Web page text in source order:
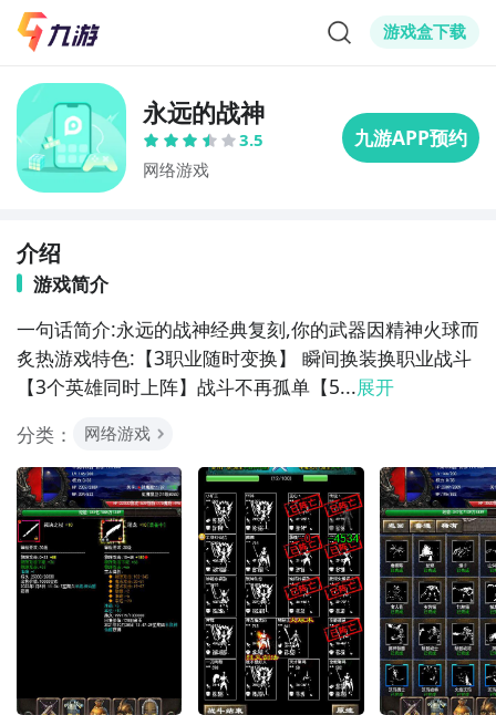
游戏盒下载
永远的战神
3.5
网络游戏
介绍
游戏简介
一句话简介:永远的战神经典复刻,你的武器因精神火球而
炙热游戏特色:【3职业随时变换】 瞬间换装换职业战斗
【3个英雄同时上阵】战斗不再孤单【5...展开
分类：
网络游戏